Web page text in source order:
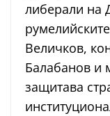
либерали на
Величков,
Балабанов и
защитава